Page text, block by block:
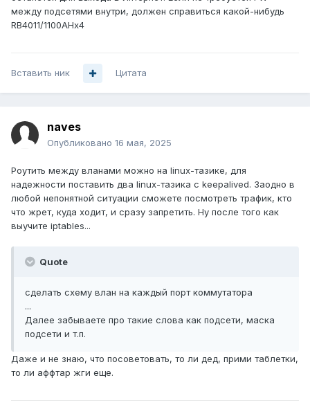
между подсетями внутри, должен справиться какой-нибудь
RB4011/1100AHx4
Вставить ник Цитата
naves
Опубликовано 16 мая, 2025
Роутить между вланами можно на linux-тазике, для
надежности поставить два linux-тазика c keepalived. Заодно в
любой непонятной ситуации сможете посмотреть трафик, кто
что жрет, куда ходит, и сразу запретить. Ну после того как
выучите iptables...
Quote
сделать схему влан на каждый порт коммутатора
...
Далее забываете про такие слова как подсети, маска
подсети и т.п.
Даже и не знаю, что посоветовать, то ли дед, прими таблетки,
то ли аффтар жги еще.